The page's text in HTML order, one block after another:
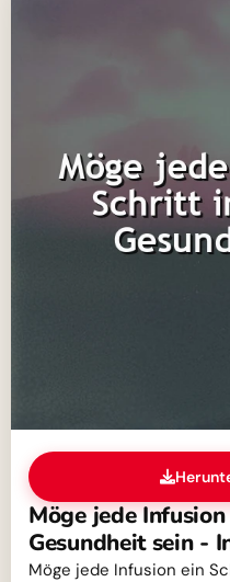
Möge jede
Gesundheit sein -
Möge jede Infusion ein